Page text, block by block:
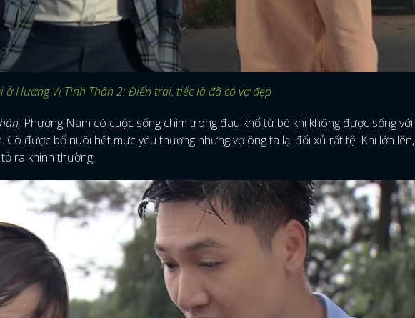
ĐĂNG NHẬP
FACEBOOK GOOGLE
Hương Vị Tình Thân 2: Điển trai, tiếc là đã có vợ đẹp
Phương Nam có cuộc sống chìm trong đau khổ từ bé khi không được sống với
Cô được bố nuôi hết mực yêu thương nhưng vợ ông ta lại đối xử rất tệ. Khi lớn lên,
ra khinh thường.